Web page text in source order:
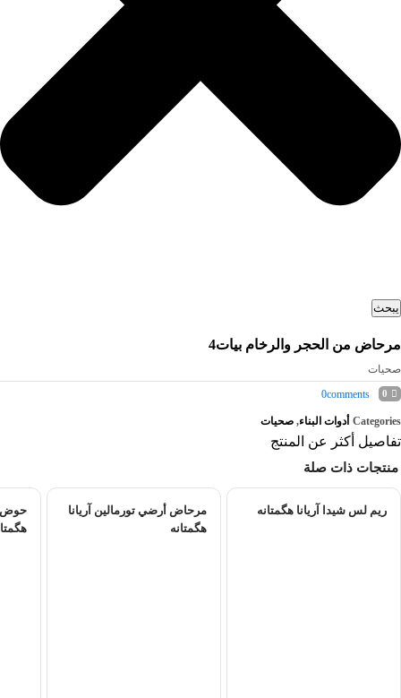
يبحث
مرحاض من الحجر والرخام بیات4
صحیات
0
0comments
Categories أدوات البناء, صحیات
تفاصيل أكثر عن المنتج
منتجات ذات صلة
ریم لس شیدا آریانا هگمتانه
مرحاض أرضي تورمالین آریانا
هگمتانه
حوض